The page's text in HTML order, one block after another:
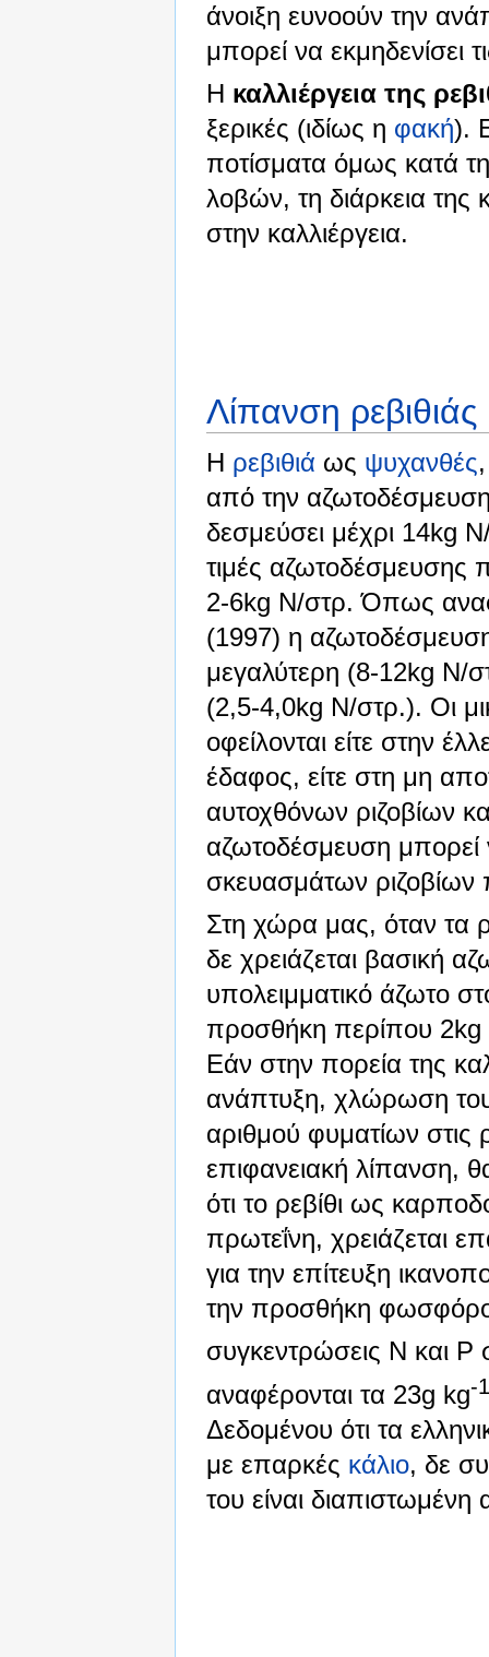
άνοιξη ευνοούν την
μπορεί να εκμηδενίσει
Η καλλιέργεια της
ξερικές (ιδίως η φακή).
ποτίσματα όμως κατά
λοβών, τη διάρκεια
στην καλλιέργεια.
Λίπανση ρεβιθιάς
Η ρεβιθιά ως ψυχανθές
από την
δεσμεύσει μέχρι 14kg
τιμές αζωτοδέσμευσης
2-6kg N/στρ. Όπως
(1997) η
μεγαλύτερη (8-12kg N/
(2,5-4,0kg N/στρ.). Οι
οφείλονται είτε στην
έδαφος, είτε στη μη
αυτοχθόνων ριζοβίων
αζωτοδέσμευση
σκευασμάτων
Στη χώρα μας, όταν τα
δε χρειάζεται βασική
υπολειμματικό άζωτο
προσθήκη περίπου
Εάν στην πορεία της
ανάπτυξη, χλώρωση του
αριθμού φυματίων
επιφανειακή λίπανση,
ότι το ρεβίθι ως
πρωτεΐνη, χρειάζεται
για την επίτευξη
την προσθήκη
συγκεντρώσεις N και P
αναφέρονται τα 23g kg-1
Δεδομένου ότι τα
με επαρκές κάλιο, δε
του είναι